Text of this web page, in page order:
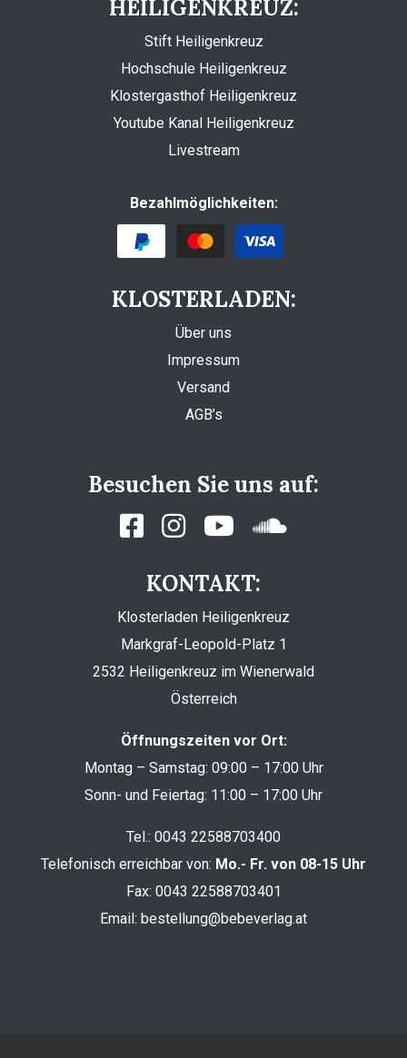
HEILIGENKREUZ:
Stift Heiligenkreuz
Hochschule Heiligenkreuz
Klostergasthof Heiligenkreuz
Youtube Kanal Heiligenkreuz
Livestream
Bezahlmöglichkeiten:
KLOSTERLADEN:
Über uns
Impressum
Versand
AGB’s
Besuchen Sie uns auf:
KONTAKT:
Klosterladen Heiligenkreuz
Markgraf-Leopold-Platz 1
2532 Heiligenkreuz im Wienerwald
Österreich
Öffnungszeiten vor Ort:
Montag – Samstag: 09:00 – 17:00 Uhr
Sonn- und Feiertag: 11:00 – 17:00 Uhr
Tel.: 0043 22588703400
Telefonisch erreichbar von: Mo.- Fr. von 08-15 Uhr
Fax: 0043 22588703401
Email: bestellung@bebeverlag.at